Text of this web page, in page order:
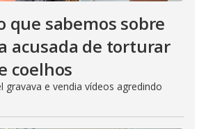
que sabemos sobre
acusada de torturar
coelhos
gravava e vendia vídeos agredindo